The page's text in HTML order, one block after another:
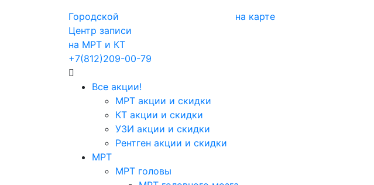
Городской
Центр записи
на МРТ и КТ
+7(812)209-00-79
на карте
Все акции!
МРТ акции и скидки
КТ акции и скидки
УЗИ акции и скидки
Рентген акции и скидки
МРТ
МРТ головы